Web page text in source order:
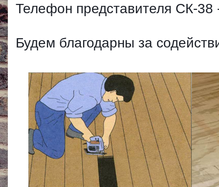
Телефон представителя СК-
Будем благодарны за